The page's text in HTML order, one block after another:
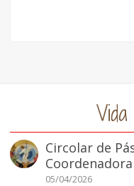
Circolar de
05/04/2026